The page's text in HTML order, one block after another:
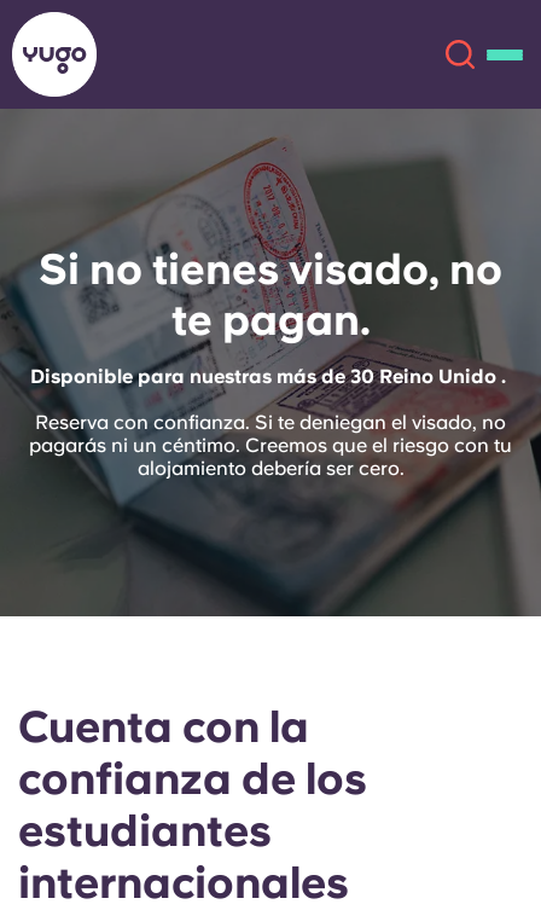
Ubicaciones
Más
Cuenta Idioma
English (GB)
English (US)
Català
Deutsch
Elige un país
Iniciar sesión
English (GB)
English (US)
Chinese Español
Català Deutsch
Italian French
Si no tienes visado, no
te pagan.
Disponible para nuestras más de 30 Reino Unido .
Reserva con confianza. Si te deniegan el visado, no
pagarás ni un céntimo. Creemos que el riesgo con tu
alojamiento debería ser cero.
Cuenta con la
confianza de los
estudiantes
internacionales